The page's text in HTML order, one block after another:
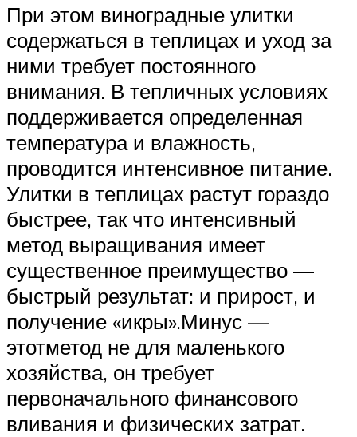
При этом виноградные улитки
содержаться в теплицах и уход за
ними требует постоянного
внимания. В тепличных условиях
поддерживается определенная
температура и влажность,
проводится интенсивное питание.
Улитки в теплицах растут гораздо
быстрее, так что интенсивный
метод выращивания имеет
существенное преимущество —
быстрый результат: и прирост, и
получение «икры».Минус —
этотметод не для маленького
хозяйства, он требует
первоначального финансового
вливания и физических затрат.